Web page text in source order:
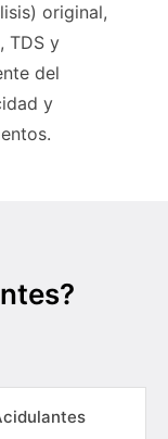
original,
TDS y
del
y